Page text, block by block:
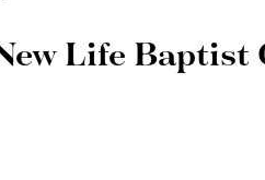
Life Baptist